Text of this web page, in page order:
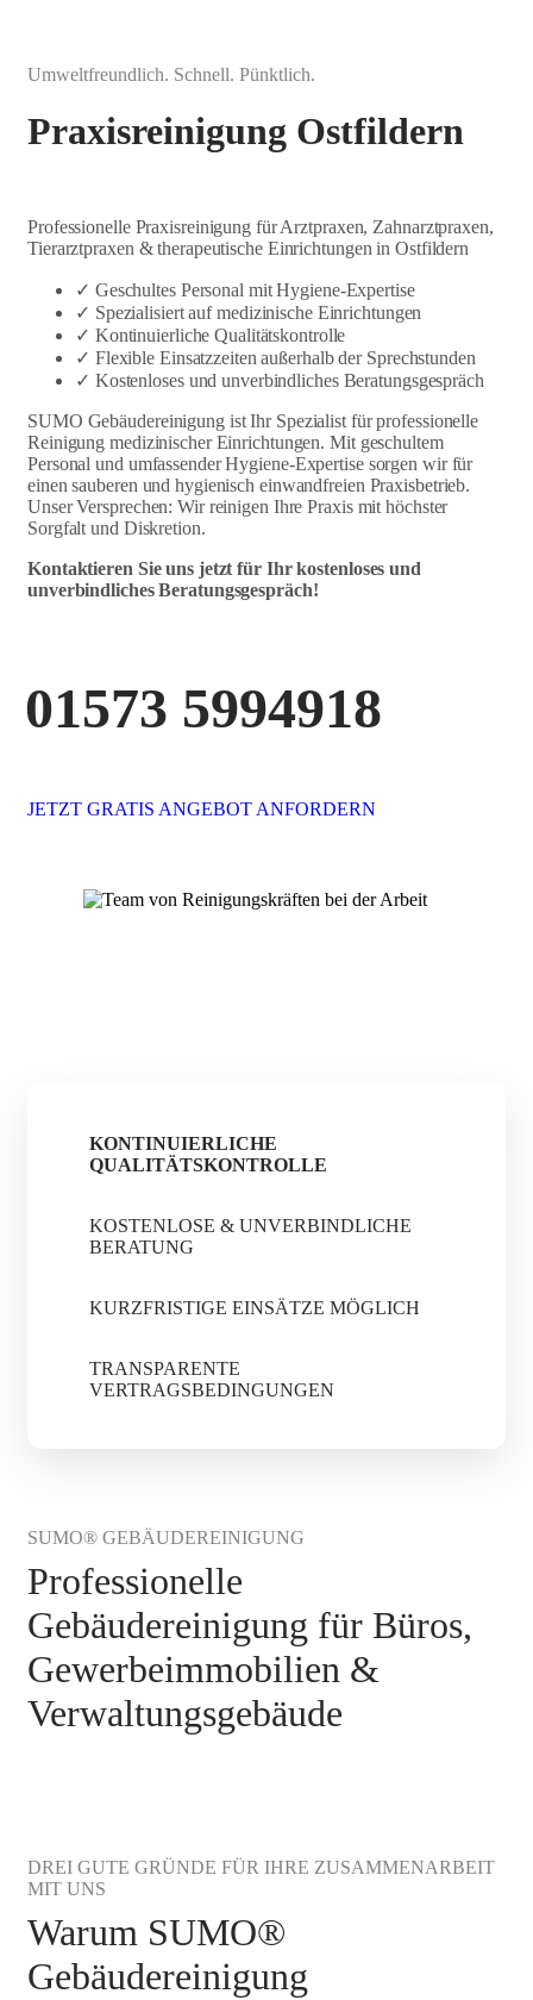
Umweltfreundlich. Schnell. Pünktlich.
Praxisreinigung Ostfildern
Professionelle Praxisreinigung für Arztpraxen, Zahnarztpraxen,
Tierarztpraxen & therapeutische Einrichtungen in Ostfildern
✓ Geschultes Personal mit Hygiene-Expertise
✓ Spezialisiert auf medizinische Einrichtungen
✓ Kontinuierliche Qualitätskontrolle
✓ Flexible Einsatzzeiten außerhalb der Sprechstunden
✓ Kostenloses und unverbindliches Beratungsgespräch
SUMO Gebäudereinigung ist Ihr Spezialist für professionelle
Reinigung medizinischer Einrichtungen. Mit geschultem
Personal und umfassender Hygiene-Expertise sorgen wir für
einen sauberen und hygienisch einwandfreien Praxisbetrieb.
Unser Versprechen: Wir reinigen Ihre Praxis mit höchster
Sorgfalt und Diskretion.
Kontaktieren Sie uns jetzt für Ihr kostenloses und
unverbindliches Beratungsgespräch!
01573 5994918
JETZT GRATIS ANGEBOT ANFORDERN
KONTINUIERLICHE
QUALITÄTSKONTROLLE
KOSTENLOSE & UNVERBINDLICHE
BERATUNG
KURZFRISTIGE EINSÄTZE MÖGLICH
TRANSPARENTE
VERTRAGSBEDINGUNGEN
SUMO® GEBÄUDEREINIGUNG
Professionelle
Gebäudereinigung für Büros,
Gewerbeimmobilien &
Verwaltungsgebäude
DREI GUTE GRÜNDE FÜR IHRE ZUSAMMENARBEIT
MIT UNS
Warum SUMO®
Gebäudereinigung